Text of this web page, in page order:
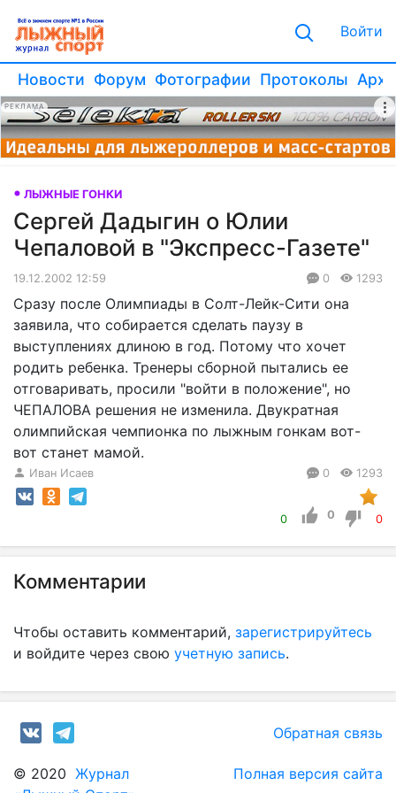
Войти
Новости Форум Фотографии Протоколы
РЕКЛАМА
ЛЫЖНЫЕ ГОНКИ
Сергей Дадыгин о Юлии
Чепаловой в "Экспресс-Газете"
19.12.2002 12:59 0 1293
Сразу после Олимпиады в Солт-Лейк-Сити она
заявила, что собирается сделать паузу в
выступлениях длиною в год. Потому что хочет
родить ребенка. Тренеры сборной пытались ее
отговаривать, просили "войти в положение", но
ЧЕПАЛОВА решения не изменила. Двукратная
олимпийская чемпионка по лыжным гонкам вот-
вот станет мамой.
Иван Исаев 0 1293
0 0 0
Комментарии
Чтобы оставить комментарий, зарегистрируйтесь
и войдите через свою учетную запись.
Обратная связь
© 2020 Журнал
Полная версия сайта